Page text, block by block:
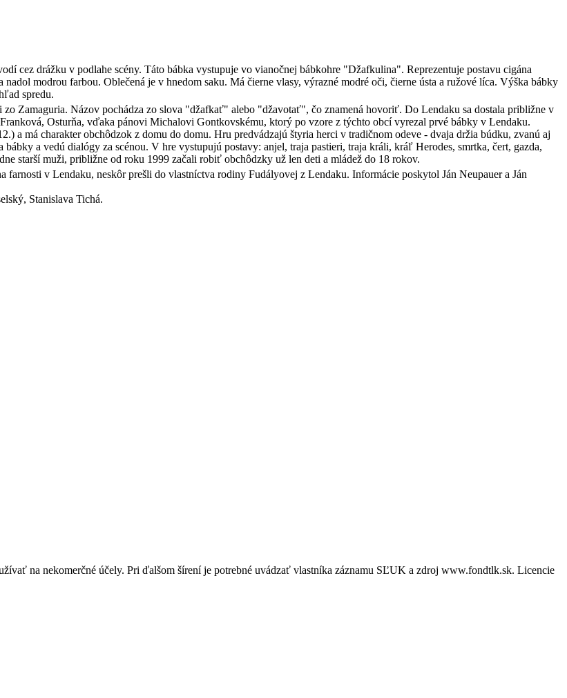
cez drážku v podlahe scény. Táto bábka vystupuje vo vianočnej bábkohre "Džafkulina". Reprezentuje postavu cigána
modrou farbou. Oblečená je v hnedom saku. Má čierne vlasy, výrazné modré oči, čierne ústa a ružové líca. Výška bábky
spredu.
Zamaguria. Názov pochádza zo slova "džafkať" alebo "džavotať", čo znamená hovoriť. Do Lendaku sa dostala približne v
Osturňa, vďaka pánovi Michalovi Gontkovskému, ktorý po vzore z týchto obcí vyrezal prvé bábky v Lendaku.
a má charakter obchôdzok z domu do domu. Hru predvádzajú štyria herci v tradičnom odeve - dvaja držia búdku, zvanú aj
a vedú dialógy za scénou. V hre vystupujú postavy: anjel, traja pastieri, traja králi, kráľ Herodes, smrtka, čert, gazda,
starší muži, približne od roku 1999 začali robiť obchôdzky už len deti a mládež do 18 rokov.
v Lendaku, neskôr prešli do vlastníctva rodiny Fudályovej z Lendaku. Informácie poskytol Ján Neupauer a Ján
Stanislava Tichá.
na nekomerčné účely. Pri ďalšom šírení je potrebné uvádzať vlastníka záznamu SĽUK a zdroj www.fondtlk.sk. Licencie